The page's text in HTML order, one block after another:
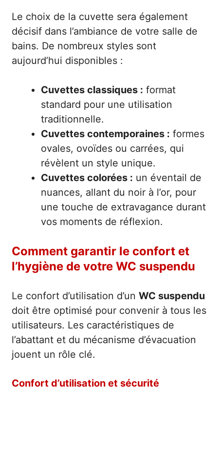
Le choix de la cuvette sera également
décisif dans l’ambiance de votre salle de
bains. De nombreux styles sont
aujourd’hui disponibles :
Cuvettes classiques : format
standard pour une utilisation
traditionnelle.
Cuvettes contemporaines : formes
ovales, ovoïdes ou carrées, qui
révèlent un style unique.
Cuvettes colorées : un éventail de
nuances, allant du noir à l’or, pour
une touche de extravagance durant
vos moments de réflexion.
Comment garantir le confort et
l’hygiène de votre WC suspendu
Le confort d’utilisation d’un WC suspendu
doit être optimisé pour convenir à tous les
utilisateurs. Les caractéristiques de
l’abattant et du mécanisme d’évacuation
jouent un rôle clé.
Confort d’utilisation et sécurité